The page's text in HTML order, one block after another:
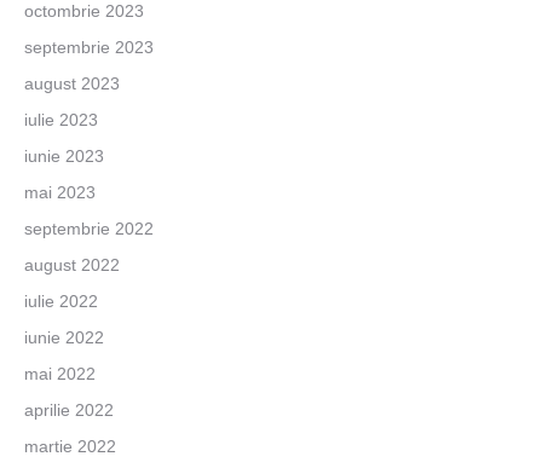
octombrie 2023
septembrie 2023
august 2023
iulie 2023
iunie 2023
mai 2023
septembrie 2022
august 2022
iulie 2022
iunie 2022
mai 2022
aprilie 2022
martie 2022